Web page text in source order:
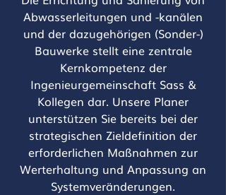
Abwasserleitungen und -kanälen
und der dazugehörigen (Sonder-)
Bauwerke stellt eine zentrale
Kernkompetenz der
Ingenieurgemeinschaft Sass &
Kollegen dar. Unsere Planer
unterstützen Sie bereits bei der
strategischen Zieldefinition der
erforderlichen Maßnahmen zur
Werterhaltung und Anpassung an
Systemveränderungen.